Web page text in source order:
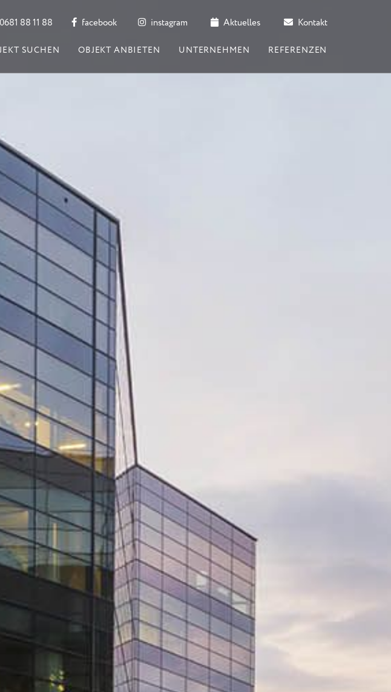
0681 88 11 88 facebook instagram Aktuelles Kontakt
SUCHEN OBJEKT ANBIETEN UNTERNEHMEN REFERENZEN